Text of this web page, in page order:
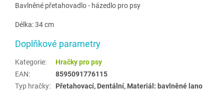
Bavlněné přetahovadlo - házedlo pro psy
Délka: 34 cm
Doplňkové parametry
Kategorie:
Hračky pro psy
EAN:
8595091776115
Typ hračky: Přetahovací, Dentální, Materiál: bavlněné lano